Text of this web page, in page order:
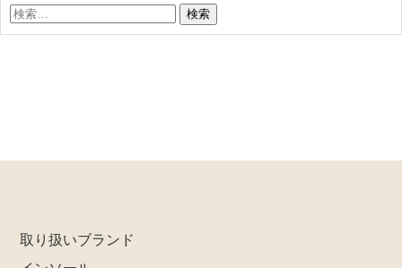
検
索:
取り扱いブランド